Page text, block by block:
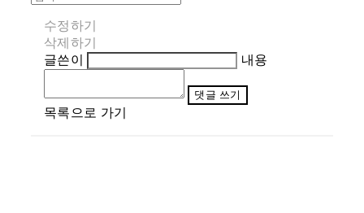
수정하기
삭제하기
글쓴이
내용
댓글 쓰기
목록으로 가기